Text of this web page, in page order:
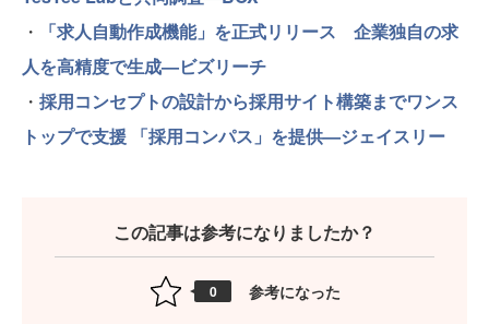
・
「求人自動作成機能」を正式リリース 企業独自の求
人を高精度で生成—ビズリーチ
・ 採用コンセプトの設計から採用サイト構築までワンス
トップで支援 「採用コンパス」を提供—ジェイスリー
この記事は参考になりましたか？
0 参考になった